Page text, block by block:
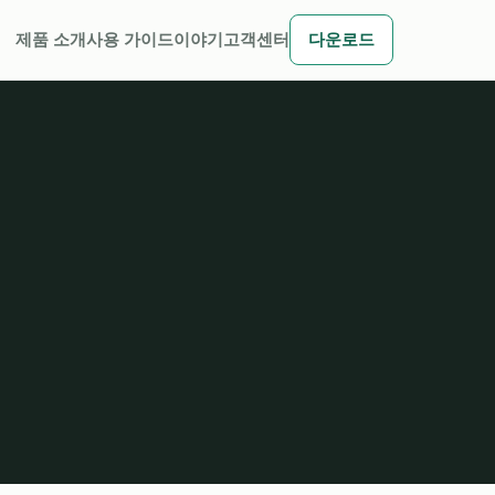
제품 소개사용 가이드이야기 고객센터 다운로드